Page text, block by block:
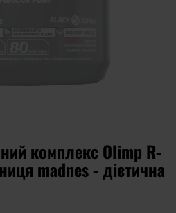
комплекс Olimp R-
madnes - дієтична